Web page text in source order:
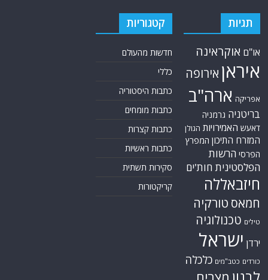
תגיות
או"ם אוקראינה
איראן אירופה
אפריקה ארה"ב
בריטניה גרמניה
דאעש האמירויות הגולן
המזרח התיכון המפרץ
הפרסי הרשות
הפלסטינית חות'ים
חיזבאללה
חמאס טורקיה
טילים טכנולוגיה
ירדן ישראל
כורדים כטב"מים כלכלה
קטגוריות
חדשות מהעולם
כללי
כתבות היסטוריה
כתבות מומחים
כתבות קצרות
כתבות ראשיות
סקירות תשתית
קריקטורות